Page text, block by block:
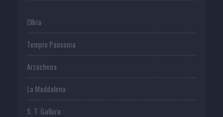
Olbia
Tempio Pausania
Arzachena
La Maddalena
S. T. Gallura